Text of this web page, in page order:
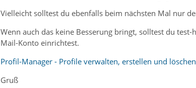
Vielleicht solltest du ebenfalls beim nächsten Mal nur
Wenn auch das keine Besserung bringt, solltest du
Mail-Konto einrichtest.
Profil-Manager - Profile verwalten, erstellen und löschen
Gruß